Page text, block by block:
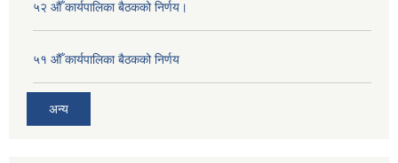
५२ औँ कार्यपालिका बैठकको निर्णय।
५१ औँ कार्यपालिका बैठकको निर्णय
अन्य